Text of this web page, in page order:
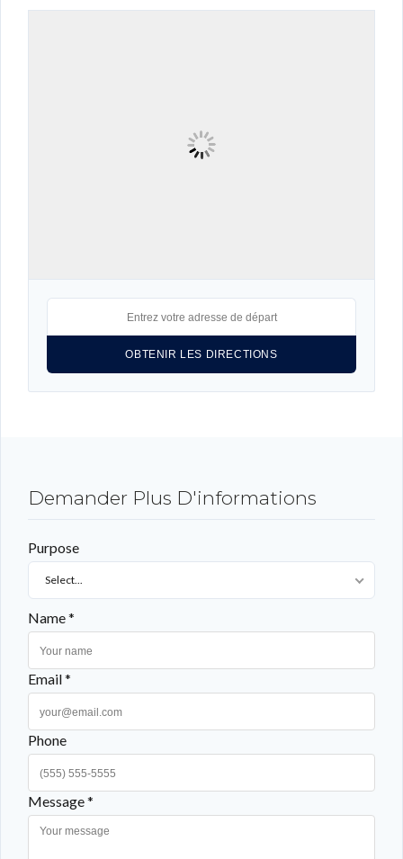
Demander Plus D'informations
Purpose
Select...
Name *
Email *
Phone
Message *
Mot de passe
LOGIN WITH LINKEDIN